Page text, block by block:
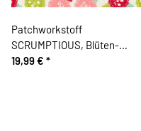
Patchworkstoff
SCRUMPTIOUS, Blüten-
Kreise, rot-mintgrün, Moda
19,99 € *